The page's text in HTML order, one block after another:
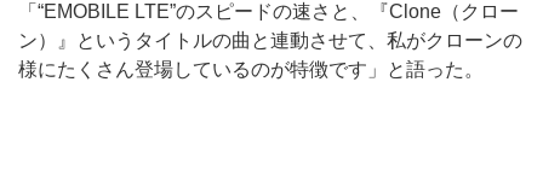
「“EMOBILE LTE”のスピードの速さと、『Clone（クロー
ン）』というタイトルの曲と連動させて、私がクローンの
様にたくさん登場しているのが特徴です」と語った。